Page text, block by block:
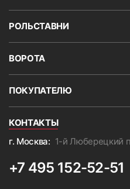
РОЛЬСТАВНИ
ВОРОТА
ПОКУПАТЕЛЮ
КОНТАКТЫ
+7 495 152-52-51
г. Москва: 1-й Люберецкий